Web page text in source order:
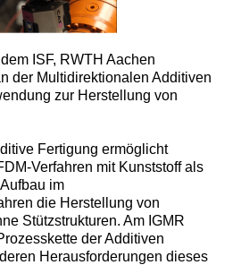
ISF, RWTH Aachen
der Multidirektionalen Additiven
zur Herstellung von
Fertigung ermöglicht
Verfahren mit Kunststoff als
im
die Herstellung von
Stützstrukturen. Am IGMR
der Additiven
Herausforderungen dieses